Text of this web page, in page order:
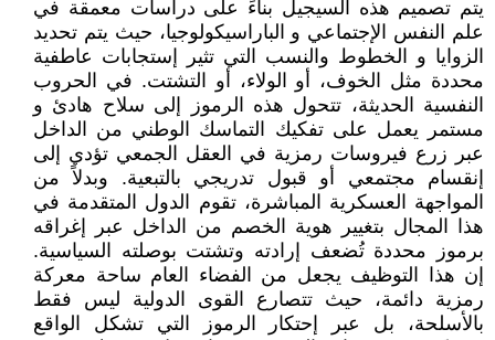
يتم تصميم هذه السيجيل بناءً على دراسات معمقة في
علم النفس الإجتماعي و الباراسيكولوجيا، حيث يتم تحديد
الزوايا و الخطوط والنسب التي تثير إستجابات عاطفية
محددة مثل الخوف، أو الولاء، أو التشتت. في الحروب
النفسية الحديثة، تتحول هذه الرموز إلى سلاح هادئ و
مستمر يعمل على تفكيك التماسك الوطني من الداخل
عبر زرع فيروسات رمزية في العقل الجمعي تؤدي إلى
إنقسام مجتمعي أو قبول تدريجي بالتبعية. وبدلاً من
المواجهة العسكرية المباشرة، تقوم الدول المتقدمة في
هذا المجال بتغيير هوية الخصم من الداخل عبر إغراقه
برموز محددة تُضعف إرادته وتشتت بوصلته السياسية.
إن هذا التوظيف يجعل من الفضاء العام ساحة معركة
رمزية دائمة، حيث تتصارع القوى الدولية ليس فقط
بالأسلحة، بل عبر إحتكار الرموز التي تشكل الواقع